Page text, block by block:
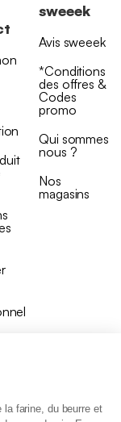
farine, du beurre et
sweeek
Avis sweeek
*Conditions
des offres &
Codes
promo
Qui sommes
nous ?
Nos
magasins